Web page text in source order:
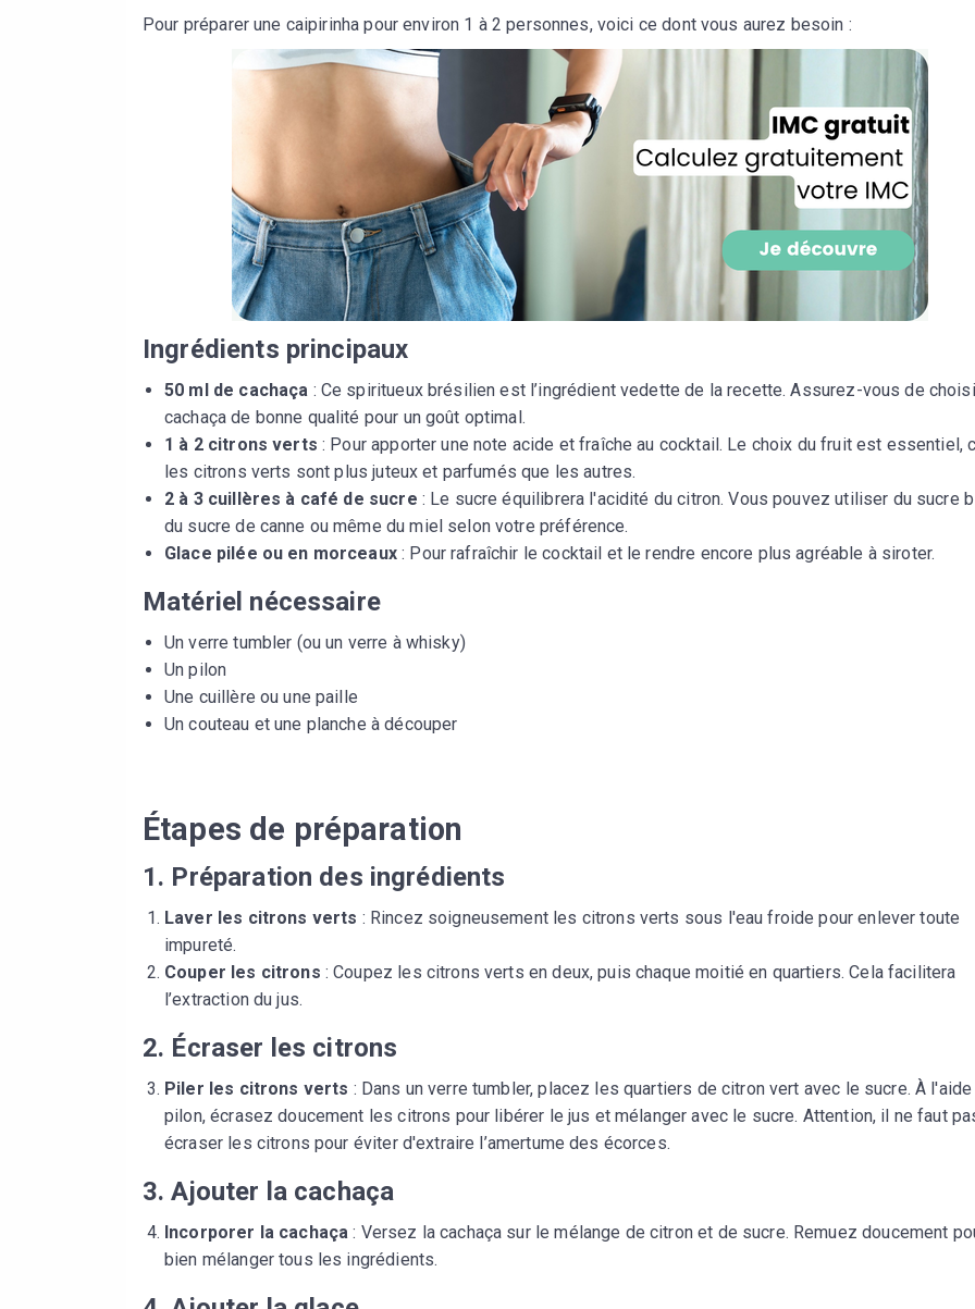
Pour préparer une caipirinha pour environ 1 à 2 personnes, voici ce dont vous aurez besoin :
Ingrédients principaux
50 ml de cachaça : Ce spiritueux brésilien est l’ingrédient vedette de la recette. Assurez-vous de
cachaça de bonne qualité pour un goût optimal.
1 à 2 citrons verts : Pour apporter une note acide et fraîche au cocktail. Le choix du fruit est essentiel,
les citrons verts sont plus juteux et parfumés que les autres.
2 à 3 cuillères à café de sucre : Le sucre équilibrera l'acidité du citron. Vous pouvez utiliser du sucre
du sucre de canne ou même du miel selon votre préférence.
Glace pilée ou en morceaux: Pour rafraîchir le cocktail et le rendre encore plus agréable à siroter.
Matériel nécessaire
Un verre tumbler (ou un verre à whisky)
Un pilon
Une cuillère ou une paille
Un couteau et une planche à découper
Étapes de préparation
1. Préparation des ingrédients
Laver les citrons verts : Rincez soigneusement les citrons verts sous l'eau froide pour enlever toute
impureté.
Couper les citrons : Coupez les citrons verts en deux, puis chaque moitié en quartiers. Cela facilitera
l’extraction du jus.
2. Écraser les citrons
Piler les citrons verts : Dans un verre tumbler, placez les quartiers de citron vert avec le sucre. À l'aide
pilon, écrasez doucement les citrons pour libérer le jus et mélanger avec le sucre. Attention, il ne faut
écraser les citrons pour éviter d'extraire l’amertume des écorces.
3. Ajouter la cachaça
Incorporer la cachaça : Versez la cachaça sur le mélange de citron et de sucre. Remuez doucement
bien mélanger tous les ingrédients.
recettes inédites de
Ainsi que la newsletter
CROQ.
Je consens à ce que la société
Prisma Players analyse le taux
des courriels pour mesurer et
performances des campagnes.
pourrons savoir si vous ouvrez les
utilisez. Pour en savoir plus sur ces
Je reçois mon cadeau !
Votre adresse email sera utilisée par Digital Prisma
désabonnement intégré dans la newsletter. Pour en
exercer vos droits, prenez connaissance de notreCharte